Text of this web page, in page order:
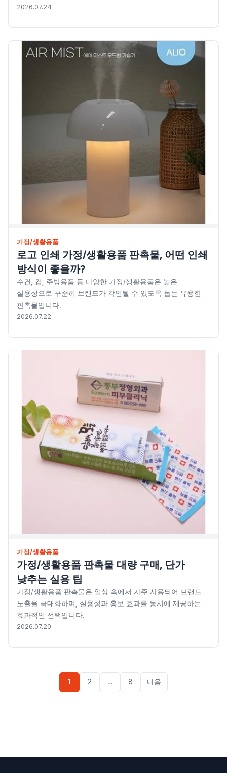
2026.07.24
가정/생활용품
로고 인쇄 가정/생활용품 판촉물, 어떤 인쇄
방식이 좋을까?
수건, 컵, 주방용품 등 다양한 가정/생활용품은 높은
실용성으로 꾸준히 브랜드가 각인될 수 있도록 돕는 유용한
판촉물입니다.
2026.07.22
가정/생활용품
가정/생활용품 판촉물 대량 구매, 단가
낮추는 실용 팁
가정/생활용품 판촉물은 일상 속에서 자주 사용되어 브랜드
노출을 극대화하며, 실용성과 홍보 효과를 동시에 제공하는
효과적인 선택입니다.
2026.07.20
1 2 … 8 다음